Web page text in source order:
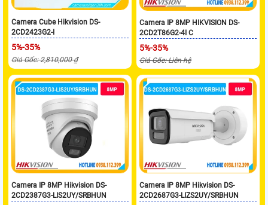
Camera Cube Hikvision DS-
2CD2423G2-I
5%-35%
Giá Gốc: 2,810,000 ₫
Camera IP 8MP HIKVISION DS-
2CD2T86G2-4I C
5%-35%
Giá Gốc: Liên hệ
Camera IP 8MP Hikvision DS-
2CD2387G3-LIS2UY/SRBHUN
Camera IP 8MP Hikvision DS-
2CD2687G3-LIZS2UY/SRBHUN